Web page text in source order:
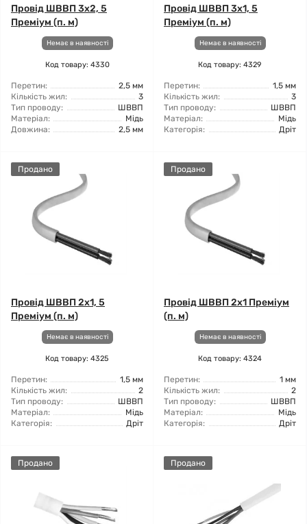
Провід ШВВП 3x2, 5
Преміум (п. м)
Немає в наявності
Код товару: 4330
Перетин:
2,5 мм
Кількість жил:
3
Тип проводу:
ШВВП
Матеріал:
Мідь
Довжина:
2,5 мм
Провід ШВВП 3x1, 5
Преміум (п. м)
Немає в наявності
Код товару: 4329
Перетин:
1,5 мм
Кількість жил:
3
Тип проводу:
ШВВП
Матеріал:
Мідь
Категорія:
Дріт
Продано
Провід ШВВП 2x1, 5
Преміум (п. м)
Немає в наявності
Код товару: 4325
Перетин:
1,5 мм
Кількість жил:
2
Тип проводу:
ШВВП
Матеріал:
Мідь
Категорія:
Дріт
Продано
Провід ШВВП 2x1 Преміум
(п. м)
Немає в наявності
Код товару: 4324
Перетин:
1 мм
Кількість жил:
2
Тип проводу:
ШВВП
Матеріал:
Мідь
Категорія:
Дріт
Продано Продано